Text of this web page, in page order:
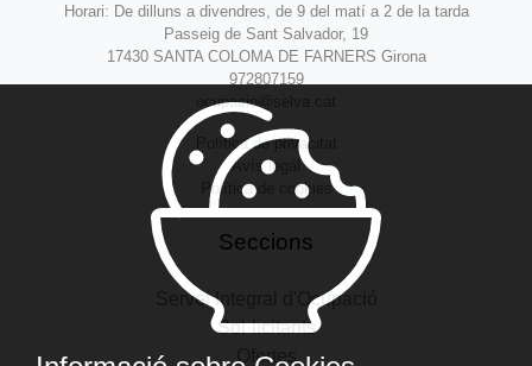
Horari: De dilluns a divendres, de 9 del matí a 2 de la tarda
Passeig de Sant Salvador, 19
17430 SANTA COLOMA DE FARNERS Girona
972807159
ocupacio@selva.cat
Política de privacitat
Avís legal
Política de cookies
Seccions
Servei Integral d'Ocupació
Sol·licitants
Ofertes